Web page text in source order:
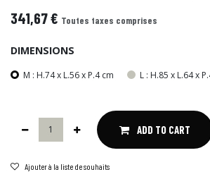
341,67€ Toutes taxes comprises
DIMENSIONS
M : H.74 x L.56 x P.4 cm L : H.85 x L.64 x
ADD TO CART
Ajouter à la liste de souhaits